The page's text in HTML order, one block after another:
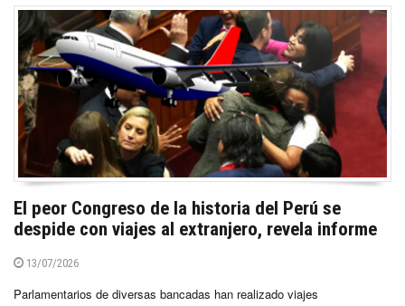
El peor Congreso de la historia del Perú se
despide con viajes al extranjero, revela informe
13/07/2026
Parlamentarios de diversas bancadas han realizado viajes